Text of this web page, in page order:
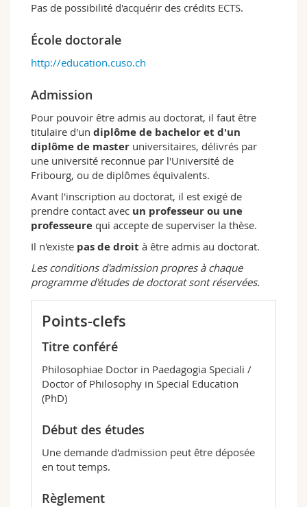
Pas de possibilité d'acquérir des crédits ECTS.
École doctorale
http://education.cuso.ch
Admission
Pour pouvoir être admis au doctorat, il faut être
titulaire d'un diplôme de bachelor et d'un
diplôme de master universitaires, délivrés par
une université reconnue par l'Université de
Fribourg, ou de diplômes équivalents.
Avant l'inscription au doctorat, il est exigé de
prendre contact avec un professeur ou une
professeure qui accepte de superviser la thèse.
Il n'existe pas de droit à être admis au doctorat.
Les conditions d'admission propres à chaque
programme d'études de doctorat sont réservées.
Points-clefs
Titre conféré
Philosophiae Doctor in Paedagogia Speciali /
Doctor of Philosophy in Special Education
(PhD)
Début des études
Une demande d'admission peut être déposée
en tout temps.
Règlement